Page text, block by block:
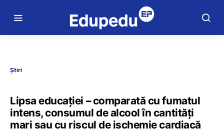
Știri
Lipsa educației – comparată cu fumatul
intens, consumul de alcool în cantități
mari sau cu riscul de ischemie cardiacă